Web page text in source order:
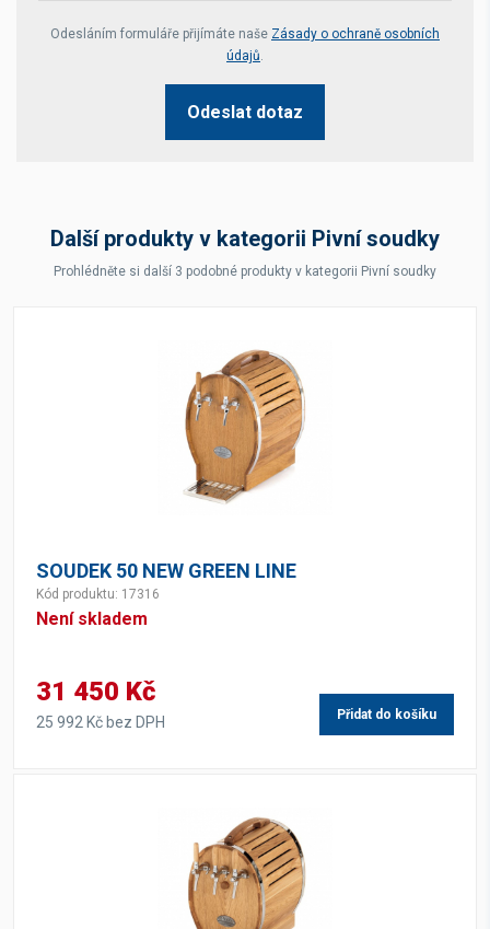
Your website *
Odesláním formuláře přijímáte naše Zásady o ochraně osobních
údajů.
Odeslat dotaz
Další produkty v kategorii Pivní soudky
Prohlédněte si další 3 podobné produkty v kategorii Pivní soudky
SOUDEK 50 NEW GREEN LINE
Kód produktu: 17316
Není skladem
31 450 Kč
25 992 Kč bez DPH Přidat do košíku